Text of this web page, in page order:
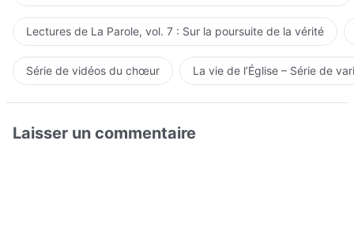
Lectures de La Parole, vol. 7 : Sur la poursuite de la vérité
Série de vidéos du chœur La vie de l’Église – Série de
Laisser un commentaire